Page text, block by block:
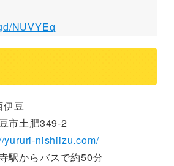
NUVYEq
伊豆
市土肥349-2
yururi-nishiizu.com/
駅からバスで約50分